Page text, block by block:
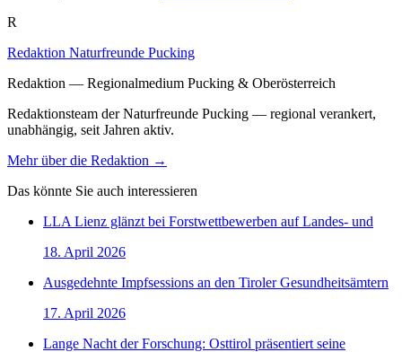
R
Redaktion Naturfreunde Pucking
Redaktion — Regionalmedium Pucking & Oberösterreich
Redaktionsteam der Naturfreunde Pucking — regional verankert,
unabhängig, seit Jahren aktiv.
Mehr über die Redaktion →
Das könnte Sie auch interessieren
LLA Lienz glänzt bei Forstwettbewerben auf Landes- und
18. April 2026
Ausgedehnte Impfsessions an den Tiroler Gesundheitsämtern
17. April 2026
Lange Nacht der Forschung: Osttirol präsentiert seine